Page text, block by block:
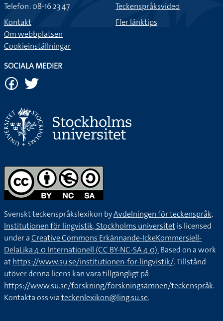
Telefon: 08-16 23 47
Kontakt
Om webbplatsen
Cookieinställningar
Teckenspråksvideo
Fler länktips
SOCIALA MEDIER
Svenskt teckenspråkslexikon byAvdelningen för teckenspråk,
Institutionen för lingvistik, Stockholms universitetis licensed
under aCreative Commons Erkännande-IckeKommersiell-
DelaLika 4.0 Internationell (CC BY-NC-SA 4.0).Based on a work
athttps://www.su.se/institutionen-for-lingvistik/. Tillstånd
utöver denna licens kan vara tillgängligt på
https://www.su.se/forskning/forskningsämnen/teckenspråk.
Kontakta oss viateckenlexikon@ling.su.se.